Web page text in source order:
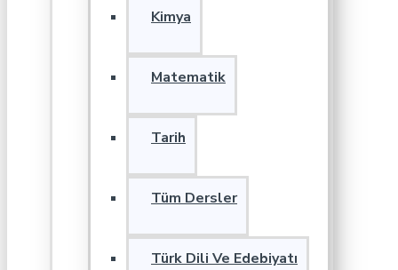
Kimya
Matematik
Tarih
Tüm Dersler
Türk Dili Ve Edebiyatı